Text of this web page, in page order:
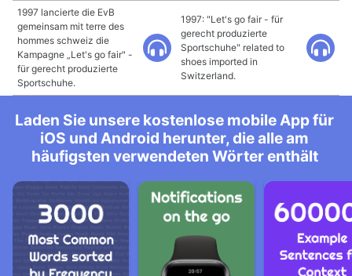
1997 lancierte die EvB
gemeinsam mit terre des
hommes schweiz die
Kampagne „Let's go fair" -
für gerecht produzierte
Sportschuhe.
1997: "Let's go fair - für
gerecht produzierte
Sportschuhe" related to
shoes imported in
Switzerland.
Laden Sie unsere kostenlose mobile App für
iOS und Android herunter, die alle am
häufigsten verwendeten Wörter enthält